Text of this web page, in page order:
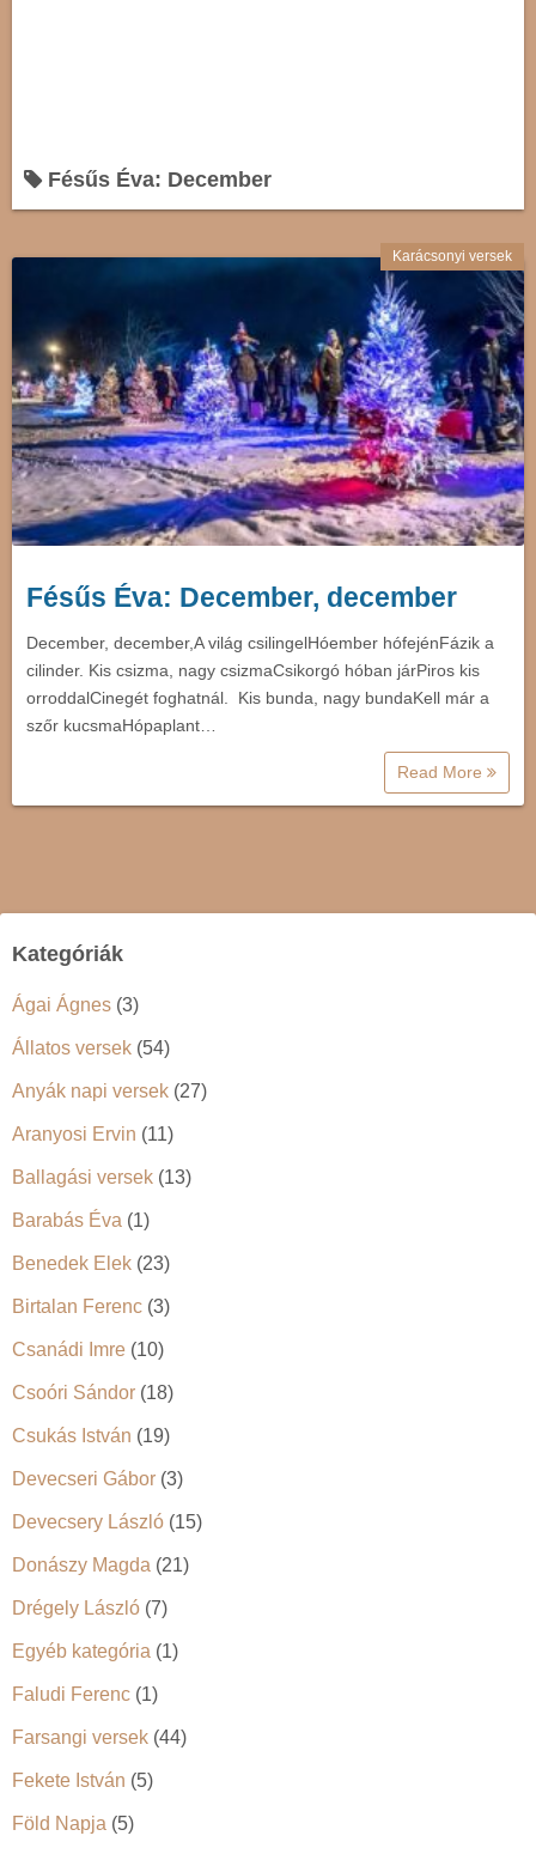
Fésűs Éva: December
Karácsonyi versek
Fésűs Éva: December, december
December, december,A világ csilingelHóember hófejénFázik a
cilinder. Kis csizma, nagy csizmaCsikorgó hóban járPiros kis
orroddalCinegét foghatnál. Kis bunda, nagy bundaKell már a
szőr kucsmaHópaplant…
Read More
Kategóriák
Ágai Ágnes (3)
Állatos versek (54)
Anyák napi versek (27)
Aranyosi Ervin (11)
Ballagási versek (13)
Barabás Éva (1)
Benedek Elek (23)
Birtalan Ferenc (3)
Csanádi Imre (10)
Csoóri Sándor (18)
Csukás István (19)
Devecseri Gábor (3)
Devecsery László (15)
Donászy Magda (21)
Drégely László (7)
Egyéb kategória (1)
Faludi Ferenc (1)
Farsangi versek (44)
Fekete István (5)
Föld Napja (5)